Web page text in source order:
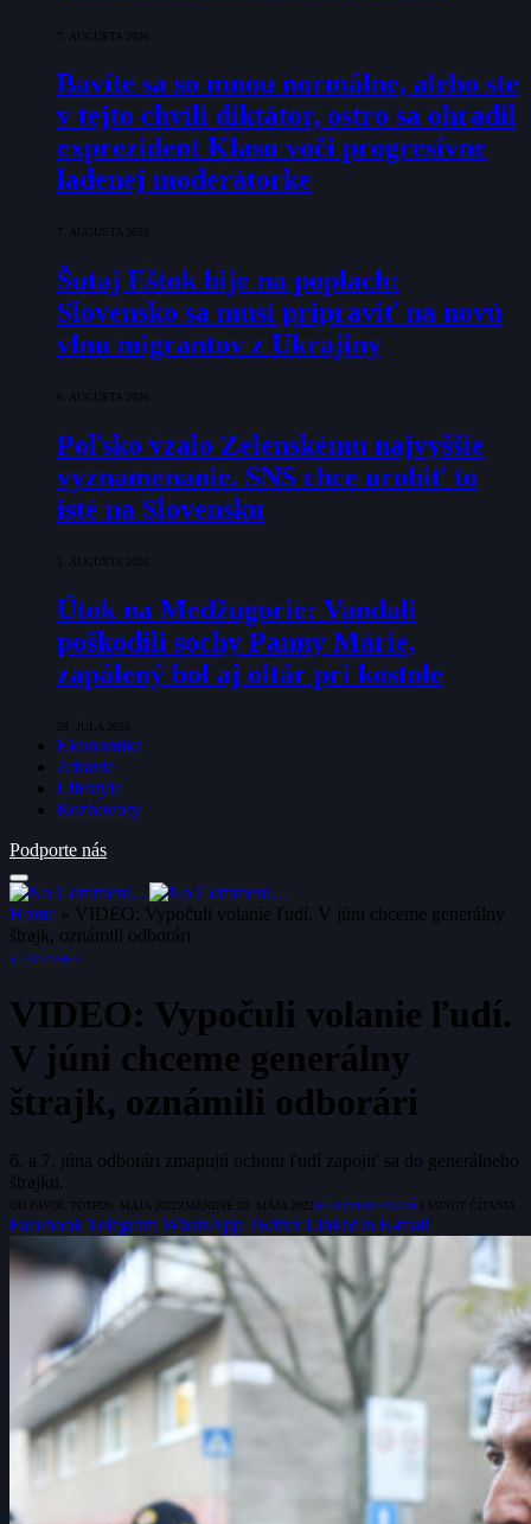
7. AUGUSTA 2026
Bavíte sa so mnou normálne, alebo ste
v tejto chvíli diktátor, ostro sa ohradil
exprezident Klasu voči progresívne
ladenej moderátorke
7. AUGUSTA 2026
Šutaj Eštok bije na poplach:
Slovensko sa musí pripraviť na novú
vlnu migrantov z Ukrajiny
6. AUGUSTA 2026
Poľsko vzalo Zelenskému najvyššie
vyznamenanie. SNS chce urobiť to
isté na Slovensku
1. AUGUSTA 2026
Útok na Medžugorie: Vandali
poškodili sochy Panny Márie,
zapálený bol aj oltár pri kostole
28. JÚLA 2026
Ekonomika
Zdravie
Lifestyle
Rozhovory
Podporte nás
Home » VIDEO: Vypočuli volanie ľudí. V júni chceme generálny
štrajk, oznámili odborári
SLOVENSKO
VIDEO: Vypočuli volanie ľudí.
V júni chceme generálny
štrajk, oznámili odborári
6. a 7. júna odborári zmapujú ochotu ľudí zapojiť sa do generálneho
štrajku.
OD PAVOL TÓTH 20. MÁJA 2022 ZMENENÉ: 20. MÁJA 2022 NEKOMENTOVANÉ 2 MINÚT ČÍTANIA
Facebook Telegram WhatsApp Twitter LinkedIn E-mail